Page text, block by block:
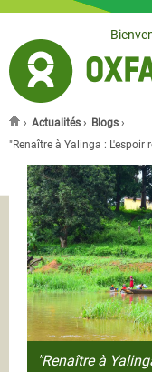
Jump to navigation
Vous êtes ici
› Actualités › Blogs ›
"Renaître à Yalinga : L'espoir
"Renaître à